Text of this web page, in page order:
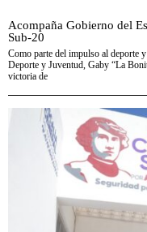
Acompaña Gobierno del
Sub-20
Como parte del impulso al deporte
Deporte y Juventud, Gaby “La
victoria de